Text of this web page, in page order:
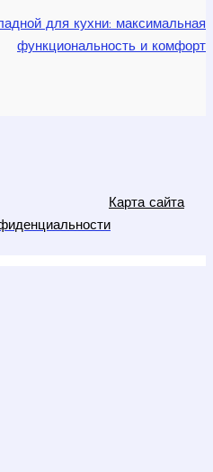
для кухни: максимальная
функциональность и комфорт
Карта сайта